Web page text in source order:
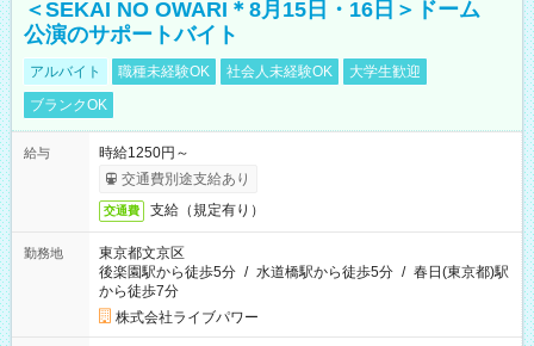
＜SEKAI NO OWARI＊8月15日・16日＞ドーム
公演のサポートバイト
アルバイト 職種未経験OK 社会人未経験OK
大学生歓迎
ブランクOK
給与
時給1250円～
交通費別途支給あり
交通費 支給（規定有り）
勤務地
東京都文京区
後楽園駅から徒歩5分 / 水道橋駅から徒歩5分 / 春日(東京都)駅
から徒歩7分
株式会社ライブパワー